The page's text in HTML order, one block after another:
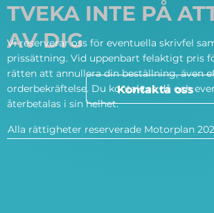
TVEKA INTE PÅ
AV DIG
Kontakta oss
Vi reserverar oss för eventuella skrivfel
prissättning. Vid uppenbart felaktigt pris
rätten att annullera din beställning, även
orderbekräftelse. Du kontaktas då och
återbetalas i sin helhet.
Alla rättigheter reserverade Motorplan